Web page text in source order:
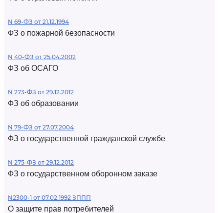
N 69-ФЗ от 21.12.1994
ФЗ о пожарной безопасности
N 40-ФЗ от 25.04.2002
ФЗ об ОСАГО
N 273-ФЗ от 29.12.2012
ФЗ об образовании
N 79-ФЗ от 27.07.2004
ФЗ о государственной гражданской службе
N 275-ФЗ от 29.12.2012
ФЗ о государственном оборонном заказе
N2300-1 от 07.02.1992 ЗППП
О защите прав потребителей